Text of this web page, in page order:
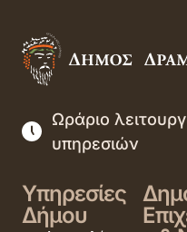
Ωράριο
υπηρεσιών
Υπηρεσίες
Δήμου